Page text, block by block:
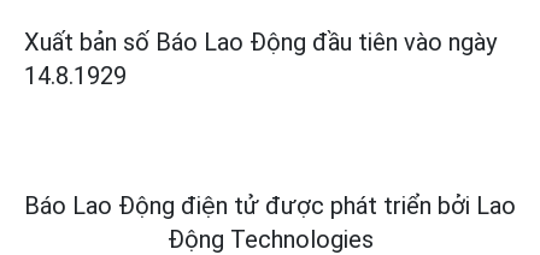
Xuất bản số Báo Lao Động đầu tiên vào ngày
14.8.1929
Báo Lao Động điện tử được phát triển bởi Lao
Động Technologies